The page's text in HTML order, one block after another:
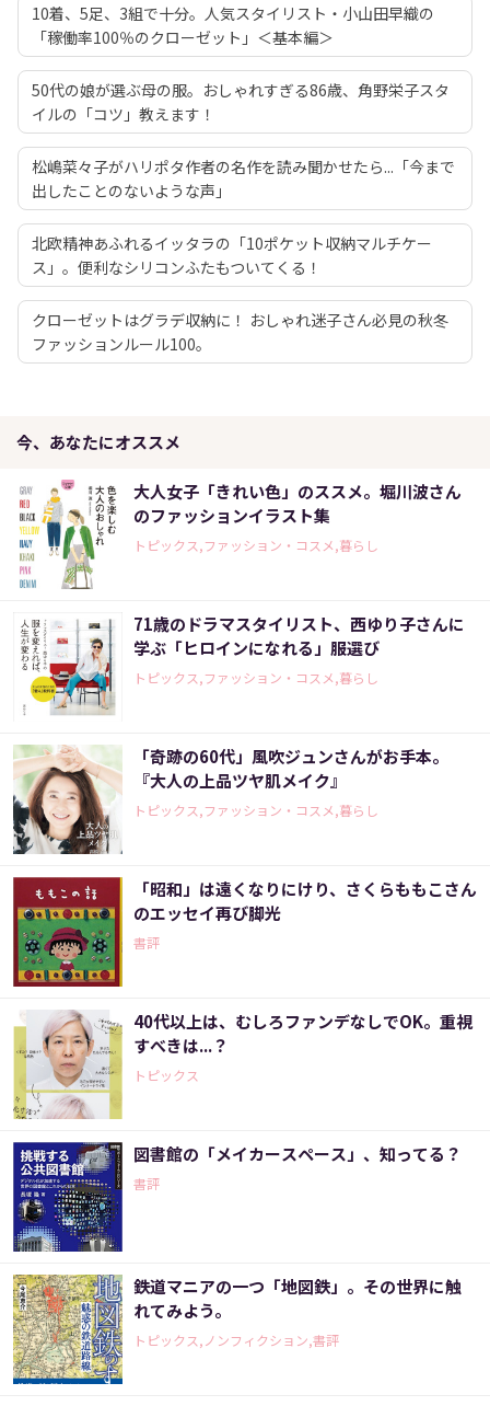
10着、5足、3組で十分。人気スタイリスト・小山田早織の
「稼働率100％のクローゼット」＜基本編＞
50代の娘が選ぶ母の服。おしゃれすぎる86歳、角野栄子スタ
イルの「コツ」教えます！
松嶋菜々子がハリポタ作者の名作を読み聞かせたら...「今まで
出したことのないような声」
北欧精神あふれるイッタラの「10ポケット収納マルチケー
ス」。便利なシリコンふたもついてくる！
クローゼットはグラデ収納に！ おしゃれ迷子さん必見の秋冬
ファッションルール100。
今、あなたにオススメ
大人女子「きれい色」のススメ。堀川波さん
のファッションイラスト集
トピックス,ファッション・コスメ,暮らし
71歳のドラマスタイリスト、西ゆり子さんに
学ぶ「ヒロインになれる」服選び
トピックス,ファッション・コスメ,暮らし
「奇跡の60代」風吹ジュンさんがお手本。
『大人の上品ツヤ肌メイク』
トピックス,ファッション・コスメ,暮らし
「昭和」は遠くなりにけり、さくらももこさん
のエッセイ再び脚光
書評
40代以上は、むしろファンデなしでOK。重視
すべきは...？
トピックス
図書館の「メイカースペース」、知ってる？
書評
鉄道マニアの一つ「地図鉄」。その世界に触
れてみよう。
トピックス,ノンフィクション,書評